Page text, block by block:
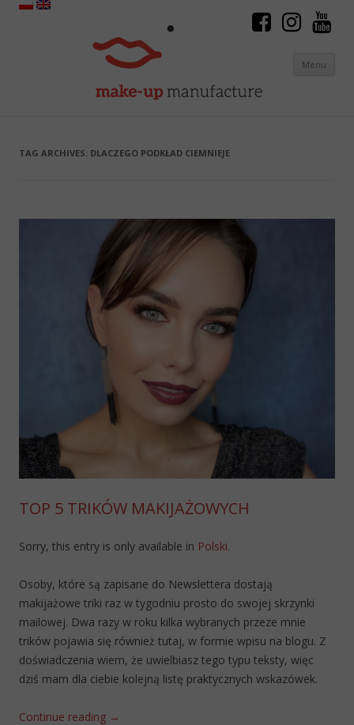
Menu
TAG ARCHIVES: DLACZEGO PODKŁAD CIEMNIEJE
TOP 5 TRIKÓW MAKIJAŻOWYCH
Sorry, this entry is only available in Polski.
Osoby, które są zapisane do Newslettera dostają
makijażowe triki raz w tygodniu prosto do swojej skrzynki
mailowej. Dwa razy w roku kilka wybranych przeze mnie
trików pojawia się również tutaj, w formie wpisu na blogu. Z
doświadczenia wiem, że uwielbiasz tego typu teksty, więc
dziś mam dla ciebie kolejną listę praktycznych wskazówek.
Continue reading →